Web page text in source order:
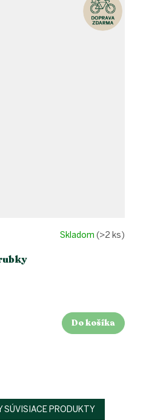
Skladom (>2 ks)
Do košíka
SÚVISIACE PRODUKTY